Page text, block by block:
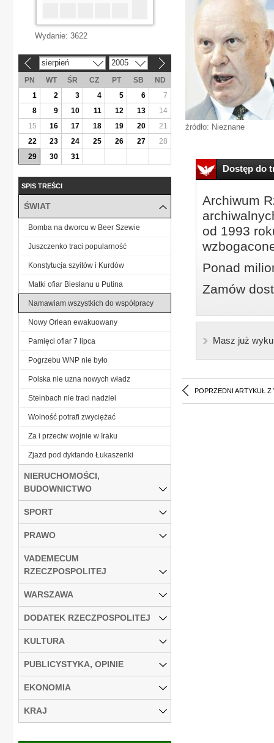
źródło: Nieznane
Dostęp do
Archiwum
od 1993
Ponad
Zamów
Masz już
POPRZEDNI ARTYKUŁ Z
Wydanie: 3622
sierpień 2005
PN WT ŚR CZ PT SB
ND
1
2 3 4 5 6
7
8
9 10 11 12 13
14
15
16 17 18 19 20
21
22
23 24 25 26 27
28
29
30 31
SPIS TREŚCI
ŚWIAT
Bomba na dworcu w Beer Szewie
Juszczenko traci popularność
Konstytucja szyitów i Kurdów
Matki ofiar Biesłanu u Putina
Namawiam wszystkich do współpracy
Nowy Orlean ewakuowany
Pamięci ofiar 7 lipca
Pogrzebu WNP nie było
Polska nie uzna nowych władz
Steinbach nie traci nadziei
Wolność potrafi zwyciężać
Za i przeciw wojnie w Iraku
Zjazd pod dyktando Łukaszenki
NIERUCHOMOŚCI,
BUDOWNICTWO
SPORT
PRAWO
VADEMECUM
RZECZPOSPOLITEJ
WARSZAWA
DODATEK RZECZPOSPOLITEJ
KULTURA
PUBLICYSTYKA, OPINIE
EKONOMIA
KRAJ